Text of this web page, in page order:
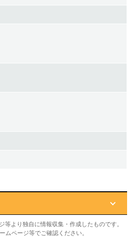
等より独自に情報収集・作成したものです。
ムページ等でご確認ください。